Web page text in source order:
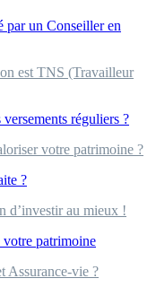
par un Conseiller en
est TNS (Travailleur
réguliers ?
votre patrimoine ?
?
d’investir au mieux !
votre patrimoine
Assurance-vie ?